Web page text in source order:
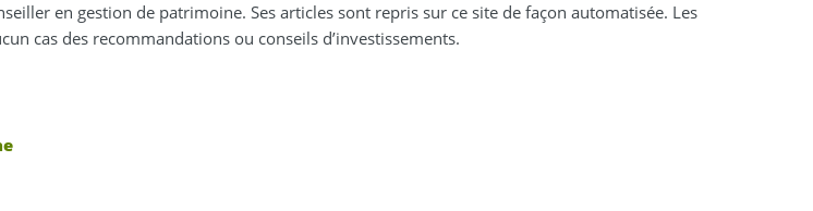
en gestion de patrimoine. Ses articles sont repris sur ce site de façon automatisée. Les
cas des recommandations ou conseils d’investissements.